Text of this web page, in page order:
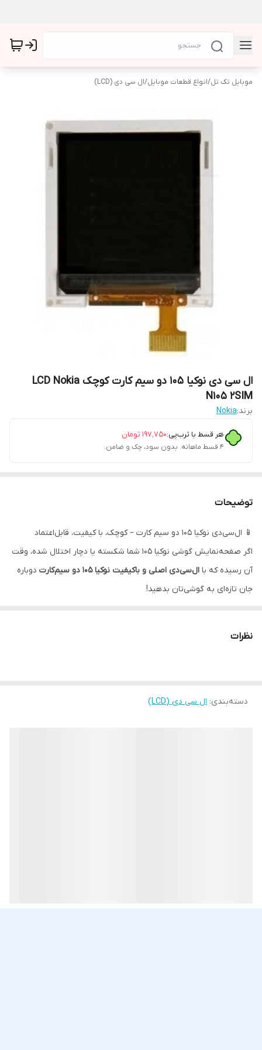
موبایل تک تل/انواع قطعات موبایل/ال سی دی (LCD)
ال سی دی نوکیا 105 دو سیم کارت کوچک LCD Nokia
N105 2SIM
برند:Nokia
هر قسط با ترب‌پی:۱۹۷٬۷۵۰ تومان
۴ قسط ماهانه. بدون سود، چک و ضامن.
توضیحات
📱 ال‌سی‌دی نوکیا 105 دو سیم کارت – کوچک، با کیفیت، قابل‌اعتماد
اگر صفحه‌نمایش گوشی نوکیا 105 شما شکسته یا دچار اختلال شده، وقت
آن رسیده که با ال‌سی‌دی اصلی و باکیفیت نوکیا 105 دو سیم‌کارت
دوباره
جان تازه‌ای به گوشی‌تان بدهید!
نظرات
دسته‌بندی: ال سی دی (LCD)